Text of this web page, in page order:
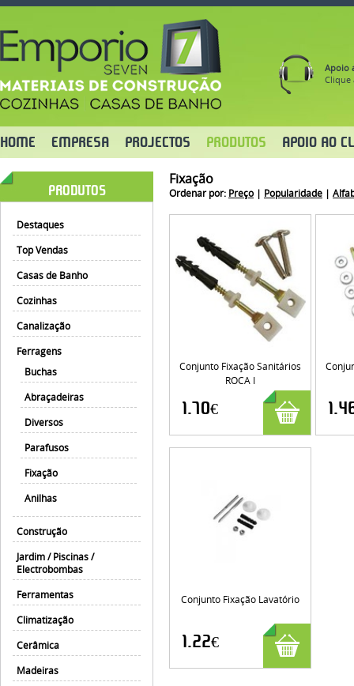
Apoio
Clique
HOME EMPRESA PROJECTOS PRODUTOS APOIO AO
PRODUTOS
Destaques
Top Vendas
Casas de Banho
Cozinhas
Canalização
Ferragens
Buchas
Abraçadeiras
Diversos
Parafusos
Fixação
Anilhas
Construção
Jardim / Piscinas /
Electrobombas
Ferramentas
Climatização
Cerâmica
Madeiras
Fixação
Ordenar por: Preço | Popularidade |
Conjunto Fixação Sanitários
ROCA I
1.70€
Conjunto Fixação Lavatório
1.22€